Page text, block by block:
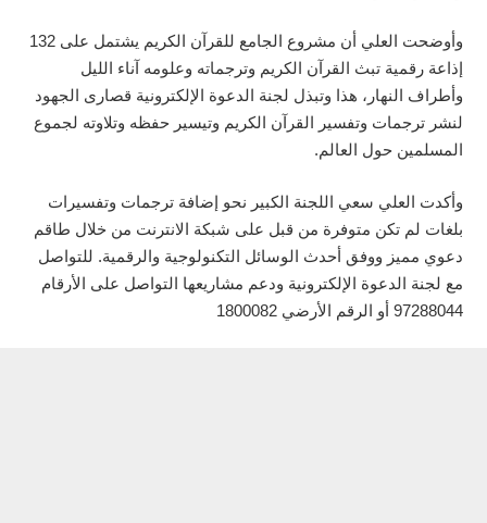
وأوضحت العلي أن مشروع الجامع للقرآن الكريم يشتمل على 132
إذاعة رقمية تبث القرآن الكريم وترجماته وعلومه آناء الليل
وأطراف النهار، هذا وتبذل لجنة الدعوة الإلكترونية قصارى الجهود
لنشر ترجمات وتفسير القرآن الكريم وتيسير حفظه وتلاوته لجموع
المسلمين حول العالم.
وأكدت العلي سعي اللجنة الكبير نحو إضافة ترجمات وتفسيرات
بلغات لم تكن متوفرة من قبل على شبكة الانترنت من خلال طاقم
دعوي مميز ووفق أحدث الوسائل التكنولوجية والرقمية. للتواصل
مع لجنة الدعوة الإلكترونية ودعم مشاريعها التواصل على الأرقام
97288044 أو الرقم الأرضي 1800082